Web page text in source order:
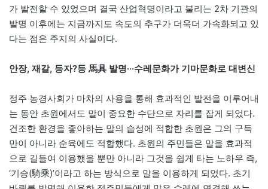
가 발전할 수 있었으며 결국 산업혁명이라고 불리는 2차 기관의
발명 이후에는 지금까지도 속도의 추구가 더욱더 가속화되고 있
다는 점은 주지의 사실이다.
안장, 재갈, 등자?등 馬具 발명···수레문화가 기마문화로 대변신
정주 농경사회가 마차의 사용을 통해 효과적인 발전을 이루어내
는 동안 초원에서도 말이 중요한 수단으로 자리를 잡게 되었다.
건조한 환경을 좋아하는 말의 습성에 적합한 초원은 그의 구득
만이 아니라 순육에도 적합했다. 초원의 주민들은 말을 효과적
으로 길들여 이용했을 뿐만 아니라 그것을 쉽게 타는 노하우 즉,
‘기승(騎乘)’이라고 하는 방식으로 말을 이용하게 되었다. 초기